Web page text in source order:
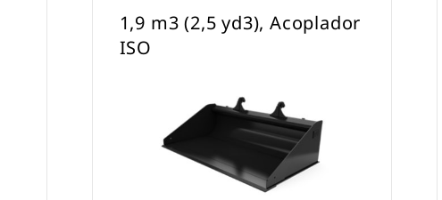
1,9 m3 (2,5 yd3), Acoplador
ISO